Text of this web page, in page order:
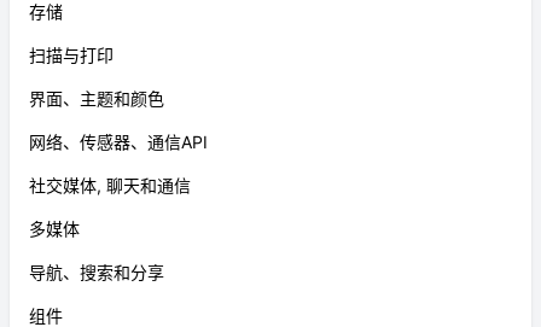
存储
扫描与打印
界面、主题和颜色
网络、传感器、通信API
社交媒体, 聊天和通信
多媒体
导航、搜索和分享
组件